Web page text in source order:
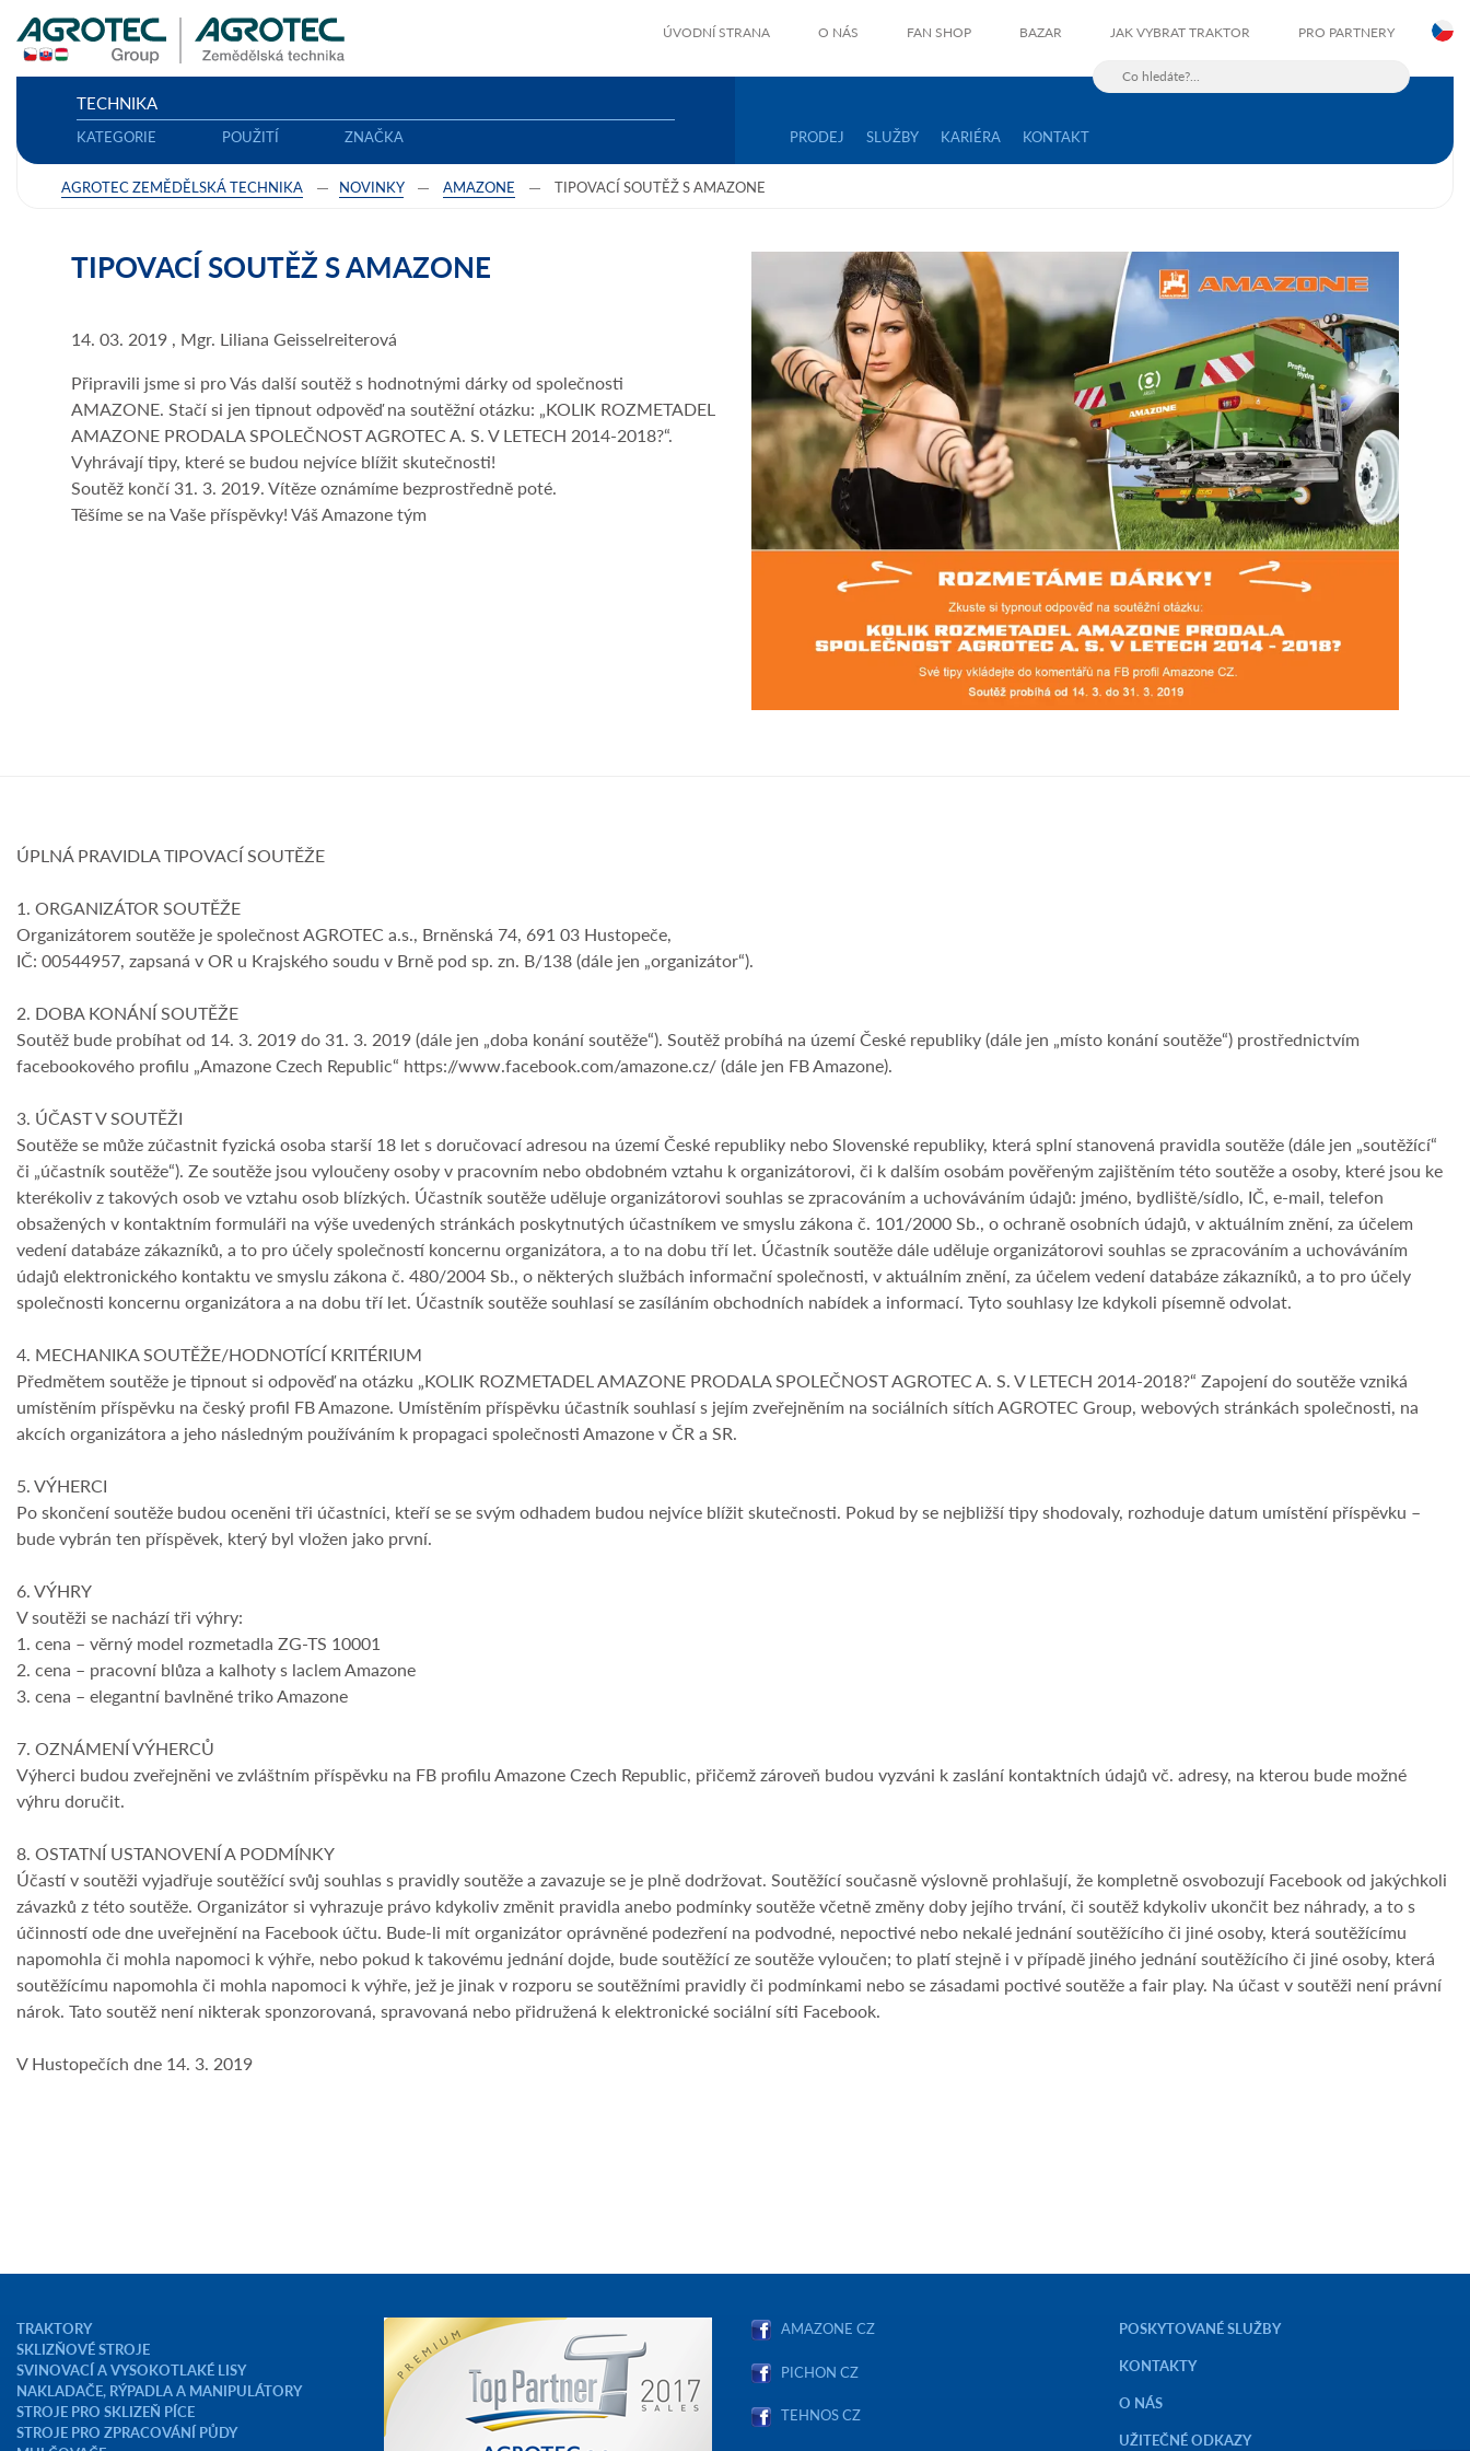
ÚVODNÍ STRANA O NÁS FAN SHOP BAZAR JAK VYBRAT TRAKTOR PRO PARTNERY
TECHNIKA
KATEGORIE POUŽITÍ ZNAČKA PRODEJ SLUŽBY KARIÉRA KONTAKT
AGROTEC ZEMĚDĚLSKÁ TECHNIKA NOVINKY AMAZONE TIPOVACÍ SOUTĚŽ S AMAZONE
TIPOVACÍ SOUTĚŽ S AMAZONE
14. 03. 2019 , Mgr. Liliana Geisselreiterová
Připravili jsme si pro Vás další soutěž s hodnotnými dárky od společnosti
AMAZONE. Stačí si jen tipnout odpověď na soutěžní otázku: „KOLIK ROZMETADEL
AMAZONE PRODALA SPOLEČNOST AGROTEC A. S. V LETECH 2014-2018?“.
Vyhrávají tipy, které se budou nejvíce blížit skutečnosti!
Soutěž končí 31. 3. 2019. Vítěze oznámíme bezprostředně poté.
Těšíme se na Vaše příspěvky! Váš Amazone tým
ÚPLNÁ PRAVIDLA TIPOVACÍ SOUTĚŽE
1. ORGANIZÁTOR SOUTĚŽE
Organizátorem soutěže je společnost AGROTEC a.s., Brněnská 74, 691 03 Hustopeče,
IČ: 00544957, zapsaná v OR u Krajského soudu v Brně pod sp. zn. B/138 (dále jen „organizátor“).
2. DOBA KONÁNÍ SOUTĚŽE
Soutěž bude probíhat od 14. 3. 2019 do 31. 3. 2019 (dále jen „doba konání soutěže“). Soutěž probíhá na území České republiky (dále jen „místo konání soutěže“) prostřednictvím
facebookového profilu „Amazone Czech Republic“ https://www.facebook.com/amazone.cz/ (dále jen FB Amazone).
3. ÚČAST V SOUTĚŽI
Soutěže se může zúčastnit fyzická osoba starší 18 let s doručovací adresou na území České republiky nebo Slovenské republiky, která splní stanovená pravidla soutěže (dále jen „soutěžící“
či „účastník soutěže“). Ze soutěže jsou vyloučeny osoby v pracovním nebo obdobném vztahu k organizátorovi, či k dalším osobám pověřeným zajištěním této soutěže a osoby, které jsou ke
kterékoliv z takových osob ve vztahu osob blízkých. Účastník soutěže uděluje organizátorovi souhlas se zpracováním a uchováváním údajů: jméno, bydliště/sídlo, IČ, e-mail, telefon
obsažených v kontaktním formuláři na výše uvedených stránkách poskytnutých účastníkem ve smyslu zákona č. 101/2000 Sb., o ochraně osobních údajů, v aktuálním znění, za účelem
vedení databáze zákazníků, a to pro účely společností koncernu organizátora, a to na dobu tří let. Účastník soutěže dále uděluje organizátorovi souhlas se zpracováním a uchováváním
údajů elektronického kontaktu ve smyslu zákona č. 480/2004 Sb., o některých službách informační společnosti, v aktuálním znění, za účelem vedení databáze zákazníků, a to pro účely
společnosti koncernu organizátora a na dobu tří let. Účastník soutěže souhlasí se zasíláním obchodních nabídek a informací. Tyto souhlasy lze kdykoli písemně odvolat.
4. MECHANIKA SOUTĚŽE/HODNOTÍCÍ KRITÉRIUM
Předmětem soutěže je tipnout si odpověď na otázku „KOLIK ROZMETADEL AMAZONE PRODALA SPOLEČNOST AGROTEC A. S. V LETECH 2014-2018?“ Zapojení do soutěže vzniká
umístěním příspěvku na český profil FB Amazone. Umístěním příspěvku účastník souhlasí s jejím zveřejněním na sociálních sítích AGROTEC Group, webových stránkách společnosti, na
akcích organizátora a jeho následným používáním k propagaci společnosti Amazone v ČR a SR.
5. VÝHERCI
Po skončení soutěže budou oceněni tři účastníci, kteří se se svým odhadem budou nejvíce blížit skutečnosti. Pokud by se nejbližší tipy shodovaly, rozhoduje datum umístění příspěvku –
bude vybrán ten příspěvek, který byl vložen jako první.
6. VÝHRY
V soutěži se nachází tři výhry:
1. cena – věrný model rozmetadla ZG-TS 10001
2. cena – pracovní blůza a kalhoty s laclem Amazone
3. cena – elegantní bavlněné triko Amazone
7. OZNÁMENÍ VÝHERCŮ
Výherci budou zveřejněni ve zvláštním příspěvku na FB profilu Amazone Czech Republic, přičemž zároveň budou vyzváni k zaslání kontaktních údajů vč. adresy, na kterou bude možné
výhru doručit.
8. OSTATNÍ USTANOVENÍ A PODMÍNKY
Účastí v soutěži vyjadřuje soutěžící svůj souhlas s pravidly soutěže a zavazuje se je plně dodržovat. Soutěžící současně výslovně prohlašují, že kompletně osvobozují Facebook od jakýchkoli
závazků z této soutěže. Organizátor si vyhrazuje právo kdykoliv změnit pravidla anebo podmínky soutěže včetně změny doby jejího trvání, či soutěž kdykoliv ukončit bez náhrady, a to s
účinností ode dne uveřejnění na Facebook účtu. Bude-li mít organizátor oprávněné podezření na podvodné, nepoctivé nebo nekalé jednání soutěžícího či jiné osoby, která soutěžícímu
napomohla či mohla napomoci k výhře, nebo pokud k takovému jednání dojde, bude soutěžící ze soutěže vyloučen; to platí stejně i v případě jiného jednání soutěžícího či jiné osoby, která
soutěžícímu napomohla či mohla napomoci k výhře, jež je jinak v rozporu se soutěžními pravidly či podmínkami nebo se zásadami poctivé soutěže a fair play. Na účast v soutěži není právní
nárok. Tato soutěž není nikterak sponzorovaná, spravovaná nebo přidružená k elektronické sociální síti Facebook.
V Hustopečích dne 14. 3. 2019
TRAKTORY
SKLIZŇOVÉ STROJE
SVINOVACÍ A VYSOKOTLAKÉ LISY
NAKLADAČE, RÝPADLA A MANIPULÁTORY
STROJE PRO SKLIZEŇ PÍCE
STROJE PRO ZPRACOVÁNÍ PŮDY
AMAZONE CZ
PICHON CZ
TEHNOS CZ
POSKYTOVANÉ SLUŽBY
KONTAKTY
O NÁS
UŽITEČNÉ ODKAZY